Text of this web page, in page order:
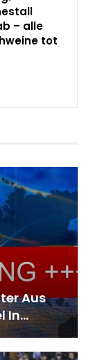
– alle
tot
Aus
In…